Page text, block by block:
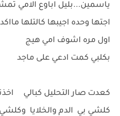
ياسمين...بليل اباوع الامي
اجتها وحده اجيبها كالتلها
اول مره اشوف امي هيج
بكلبي كمت ادعي على ماجد
كعدت صار التحليل كبالي
كلشي بي الدم والخلايا وكلشي